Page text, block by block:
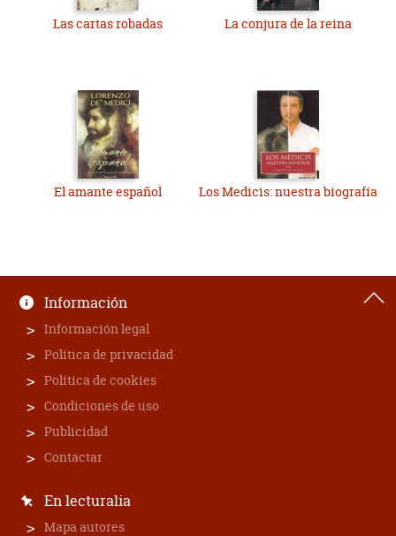
Las cartas robadas La conjura de la reina
El amante español Los Medicis: nuestra biografía
Información
Información legal
Política de privacidad
Política de cookies
Condiciones de uso
Publicidad
Contactar
En lecturalia
Mapa autores